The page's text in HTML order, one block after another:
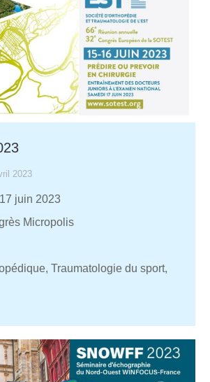
2023
17 juin 2023
Micropolis
Traumatologie du sport,